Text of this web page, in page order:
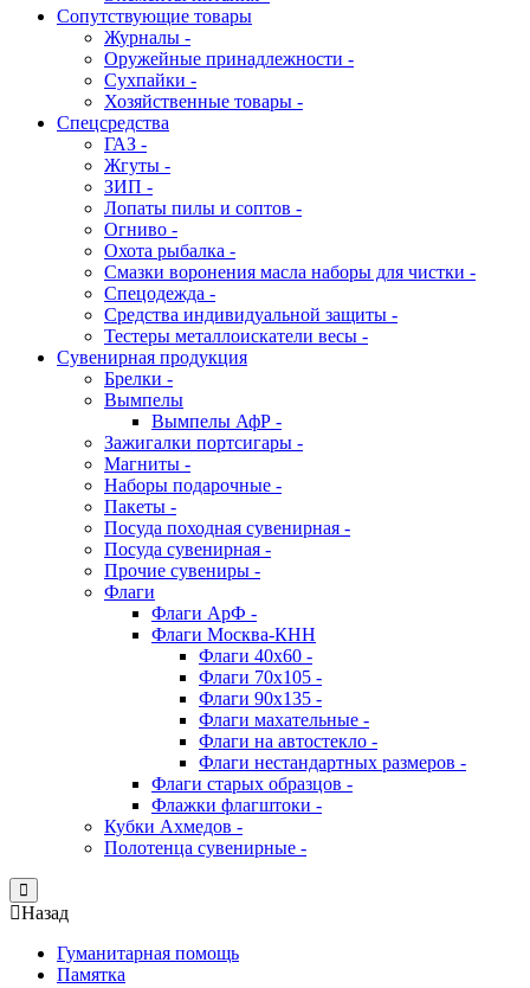
Сопутствующие товары
Журналы -
Оружейные принадлежности -
Сухпайки -
Хозяйственные товары -
Спецсредства
ГАЗ -
Жгуты -
ЗИП -
Лопаты пилы и соптов -
Огниво -
Охота рыбалка -
Смазки воронения масла наборы для чистки -
Спецодежда -
Средства индивидуальной защиты -
Тестеры металлоискатели весы -
Сувенирная продукция
Брелки -
Вымпелы
Вымпелы АфР -
Зажигалки портсигары -
Магниты -
Наборы подарочные -
Пакеты -
Посуда походная сувенирная -
Посуда сувенирная -
Прочие сувениры -
Флаги
Флаги АрФ -
Флаги Москва-КНН
Флаги 40х60 -
Флаги 70х105 -
Флаги 90х135 -
Флаги махательные -
Флаги на автостекло -
Флаги нестандартных размеров -
Флаги старых образцов -
Флажки флагштоки -
Кубки Ахмедов -
Полотенца сувенирные -
Close
Назад
Гуманитарная помощь
Памятка